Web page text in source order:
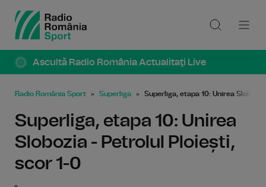
Ascultă Radio România Actualitaţi Live
Radio România Sport Superliga Superliga, etapa 10: Unirea
Superliga, etapa 10: Unirea
Slobozia - Petrolul Ploiești,
scor 1-0